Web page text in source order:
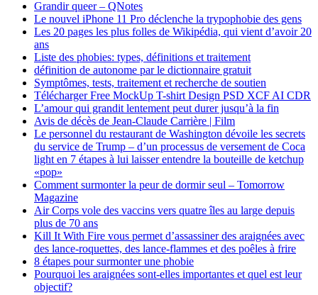
Grandir queer – QNotes
Le nouvel iPhone 11 Pro déclenche la trypophobie des gens
Les 20 pages les plus folles de Wikipédia, qui vient d’avoir 20
ans
Liste des phobies: types, définitions et traitement
définition de autonome par le dictionnaire gratuit
Symptômes, tests, traitement et recherche de soutien
Télécharger Free MockUp T-shirt Design PSD XCF AI CDR
L’amour qui grandit lentement peut durer jusqu’à la fin
Avis de décès de Jean-Claude Carrière | Film
Le personnel du restaurant de Washington dévoile les secrets
du service de Trump – d’un processus de versement de Coca
light en 7 étapes à lui laisser entendre la bouteille de ketchup
«pop»
Comment surmonter la peur de dormir seul – Tomorrow
Magazine
Air Corps vole des vaccins vers quatre îles au large depuis
plus de 70 ans
Kill It With Fire vous permet d’assassiner des araignées avec
des lance-roquettes, des lance-flammes et des poêles à frire
8 étapes pour surmonter une phobie
Pourquoi les araignées sont-elles importantes et quel est leur
objectif?